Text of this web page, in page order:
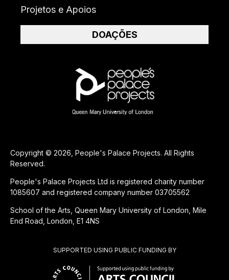
SUPPORTED USING PUBLIC FUNDING BY
Copyright © 2026, People's Palace Projects. All Rights
Reserved.
People's Palace Projects Ltd is registered charity number
1085607 and registered company number 03705562
School of the Arts, Queen Mary University of London, Mile
End Road, London, E1 4NS
Projetos e Apoios
DOAÇÕES